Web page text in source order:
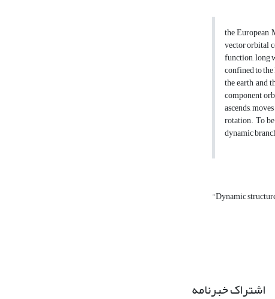
the European
vector orbital
function, long
confined to
the earth and
component
ascends,
rotation. To
dynamic
"Dynamic
اشتراک خبرنامه